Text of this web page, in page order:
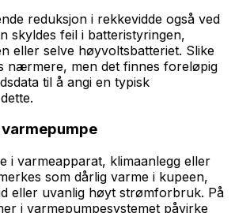
reduksjon i rekkevidde også ved
skyldes feil i batteristyringen,
eller selve høyvoltsbatteriet. Slike
nærmere, men det finnes foreløpig
til å angi en typisk
i varmeapparat, klimaanlegg eller
som dårlig varme i kupeen,
eller uvanlig høyt strømforbruk. På
i varmepumpesystemet påvirke